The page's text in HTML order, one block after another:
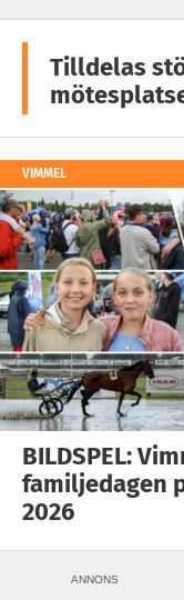
Tilldelas
VIMMEL
BILDSPEL:
familjedagen
2026
ANNONS